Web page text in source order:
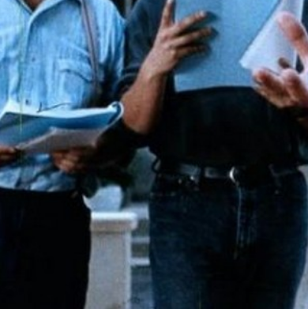
une société française de coproduction, d'acquisition et de
et audiovisuelle, filiale du Groupe Canal+, active dans les
le Royaume-Uni, l'Allemagne ainsi qu'en Australie et en
année une cinquantaine de films en Europe et en
par ailleurs un catalogue de 5 000 titres anglais, italiens,
il assure la conservation et la restauration. Il gère aussi les
pour des remakes.